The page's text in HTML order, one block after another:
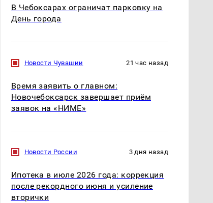
В Чебоксарах ограничат парковку на
День города
Новости Чувашии 21 час назад
Время заявить о главном:
Новочебоксарск завершает приём
заявок на «НИМЕ»
Новости России 3 дня назад
Ипотека в июле 2026 года: коррекция
после рекордного июня и усиление
вторички